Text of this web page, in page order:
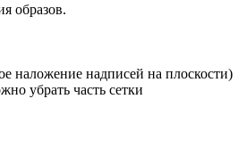
образов.
наложение надписей на плоскости)
убрать часть сетки